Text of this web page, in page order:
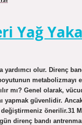
Yağ
yardımcı olur. Direnç
metabolizmayı
mı? Genel olarak,
yapmak güvenlidir.
önerilir.31
direnç bandı